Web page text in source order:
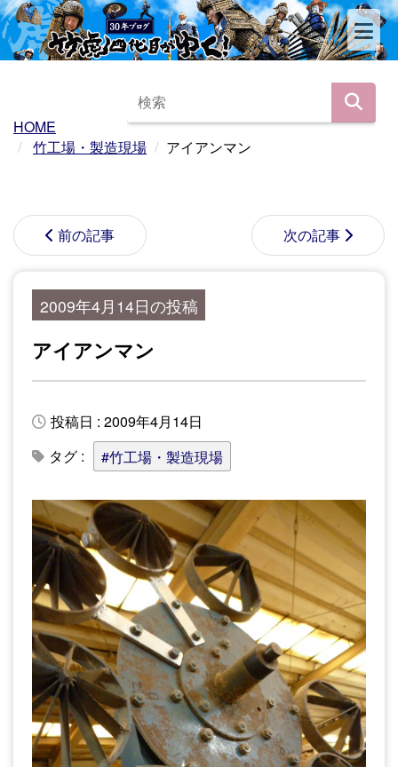
HOME
竹工場・製造現場
アイアンマン
前の記事 次の記事
2009年4月14日の投稿
アイアンマン
投稿日 : 2009年4月14日
タグ :
#竹工場・製造現場